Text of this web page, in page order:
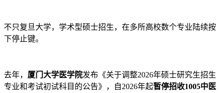
不只复旦大学，学术型硕士招生，在多所高校数个专业陆续按
下停止键。
去年， 厦门大学医学院发布《关于调整2026年硕士研究生招生
专业和考试初试科目的公告》，自2026年起暂停招收1005中医